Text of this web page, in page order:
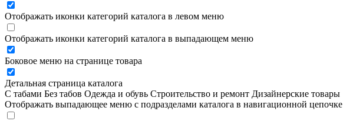
Отображать иконки категорий каталога в левом меню
Отображать иконки категорий каталога в выпадающем меню
Боковое меню на странице товара
Детальная страница каталога
С табами Без табов Одежда и обувь Строительство и ремонт Дизайнерские товары
Отображать выпадающее меню с подразделами каталога в навигационной цепочке